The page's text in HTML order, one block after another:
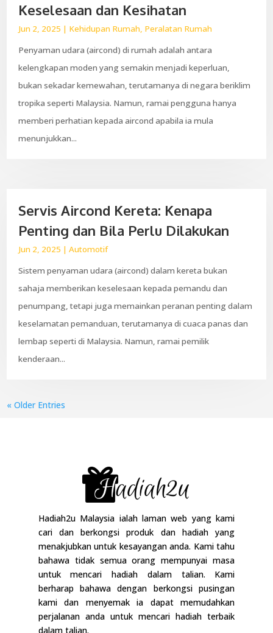
Keselesaan dan Kesihatan
Jun 2, 2025 | Kehidupan Rumah, Peralatan Rumah
Penyaman udara (aircond) di rumah adalah antara
kelengkapan moden yang semakin menjadi keperluan,
bukan sekadar kemewahan, terutamanya di negara beriklim
tropika seperti Malaysia. Namun, ramai pengguna hanya
memberi perhatian kepada aircond apabila ia mula
menunjukkan...
Servis Aircond Kereta: Kenapa
Penting dan Bila Perlu Dilakukan
Jun 2, 2025 |Automotif
Sistem penyaman udara (aircond) dalam kereta bukan
sahaja memberikan keselesaan kepada pemandu dan
penumpang, tetapi juga memainkan peranan penting dalam
keselamatan pemanduan, terutamanya di cuaca panas dan
lembap seperti di Malaysia. Namun, ramai pemilik
kenderaan...
« Older Entries
Hadiah2u Malaysia ialah laman web yang kami
cari dan berkongsi produk dan hadiah yang
menakjubkan untuk kesayangan anda. Kami tahu
bahawa tidak semua orang mempunyai masa
untuk mencari hadiah dalam talian. Kami
berharap bahawa dengan berkongsi pusingan
kami dan menyemak ia dapat memudahkan
perjalanan anda untuk mencari hadiah terbaik
dalam talian.